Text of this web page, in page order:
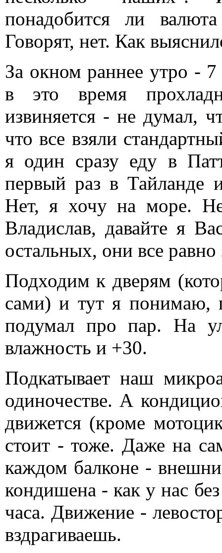
понадобится ли
Говорят, нет. Как
За окном раннее утро -
в это время
извиняется - не думал,
что все взяли
я один сразу еду в
первый раз в Тайланде
Нет, я хочу на море.
Владислав, давайте я
остальных, они все равно
Подходим к дверям
сами) и тут я понимаю,
подумал про пар. На
влажность и +30.
Подкатывает наш
одиночестве. А
движется (кроме
стоит - тоже. Даже на
каждом балконе -
кондишена - как у нас
часа. Движение -
вздрагиваешь.